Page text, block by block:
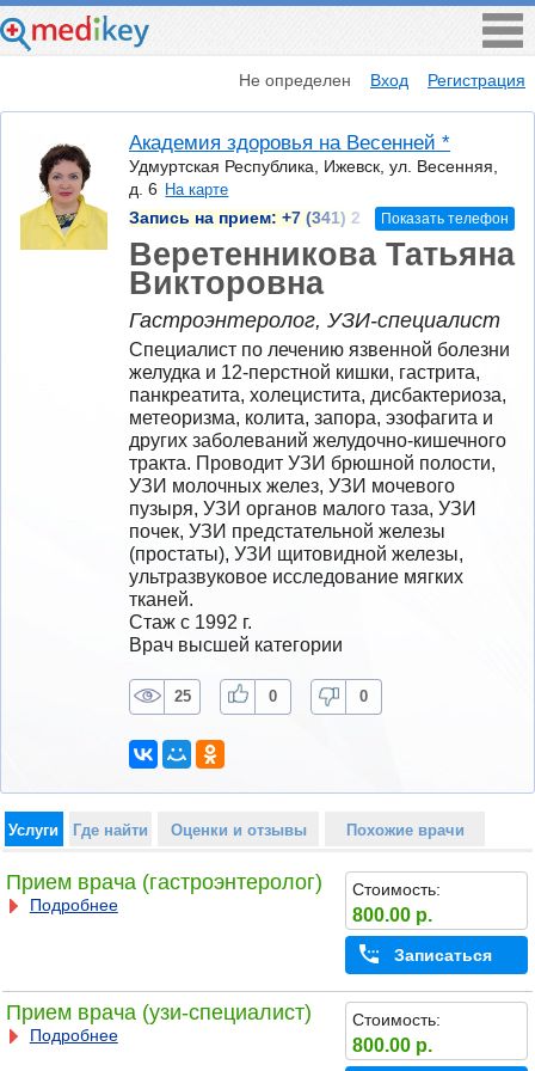
Не определен Вход Регистрация
Академия здоровья на Весенней *
Удмуртская Республика, Ижевск, ул. Весенняя,
д. 6 На карте
Запись на прием: +7 (341) 2 Показать телефон
Веретенникова Татьяна
Викторовна
Гастроэнтеролог, УЗИ-специалист
Специалист по лечению язвенной болезни
желудка и 12-перстной кишки, гастрита,
панкреатита, холецистита, дисбактериоза,
метеоризма, колита, запора, эзофагита и
других заболеваний желудочно-кишечного
тракта. Проводит УЗИ брюшной полости,
УЗИ молочных желез, УЗИ мочевого
пузыря, УЗИ органов малого таза, УЗИ
почек, УЗИ предстательной железы
(простаты), УЗИ щитовидной железы,
ультразвуковое исследование мягких
тканей.
Стаж с 1992 г.
Врач высшей категории
25 0 0
Услуги Где найти Оценки и отзывы Похожие врачи
Прием врача (гастроэнтеролог)
Подробнее
Стоимость:
800.00 р.
Записаться
Прием врача (узи-специалист)
Подробнее
Стоимость:
800.00 р.